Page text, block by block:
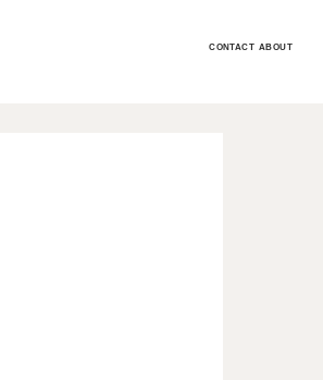
CONTACT ABOUT